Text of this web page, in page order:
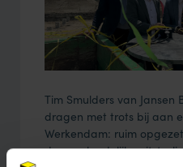
Tim Smulders van Jansen
dragen met trots bij aan
Werkendam: ruim
dorpse, landelijke